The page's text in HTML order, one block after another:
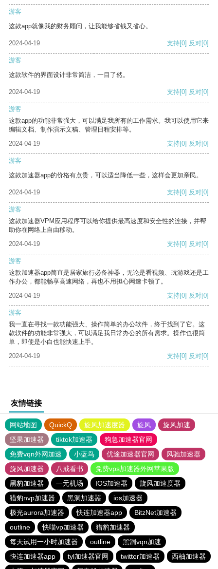
游客
这款app就像我的财务顾问，让我能够省钱又省心。
2024-04-19 支持[0] 反对[0]
游客
这款软件的界面设计非常简洁，一目了然。
2024-04-19 支持[0] 反对[0]
游客
这款app的功能非常强大，可以满足我所有的工作需求。我可以使用它来
编辑文档、制作演示文稿、管理日程安排等。
2024-04-19
支持[0] 反对[0]
游客
这款加速器app的价格有点贵，可以适当降低一些，这样会更加亲民。
2024-04-19 支持[0] 反对[0]
游客
这款加速器VPM应用程序可以给你提供最高速度和安全性的连接，并帮
助你在网络上自由移动。
2024-04-19
支持[0] 反对[0]
游客
这款加速器app简直是居家旅行必备神器，无论是看视频、玩游戏还是工
作办公，都能畅享高速网络，再也不用担心网速卡顿了。
2024-04-19
支持[0] 反对[0]
游客
我一直在寻找一款功能强大、操作简单的办公软件，终于找到了它。这
款软件的功能非常强大，可以满足我日常办公的所有需求。操作也很简
单，即使是小白也能快速上手。
2024-04-19
支持[0] 反对[0]
友情链接
网站地图 QuickQ 旋风加速度器 旋风
旋风加速
坚果加速器
tiktok加速器
狗急加速器官网
免费vqn外网加速
小蓝鸟 优途加速器官网
风驰加速器
旋风加速器
八戒看书
免费vps加速器外网苹果版
黑豹加速器
一元机场 IOS加速器
旋风加速度器
猎豹nvp加速器
黑洞加速噐
ios加速器
极光aurora加速器
快连加速器app
BitzNet加速器
outline
快喵vp加速器
猎豹加速器
每天试用一小时加速器
outline
黑洞vqn加速
快连加速器app
tyl加速器官网 twitter加速器
西柚加速器